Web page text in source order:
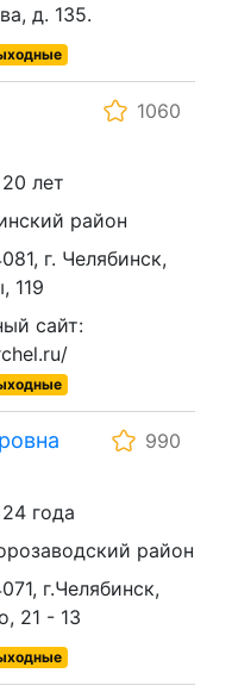
д. 135.
1060
лет
район
г. Челябинск,
119
сайт:
990
года
район
г.Челябинск,
21 - 13